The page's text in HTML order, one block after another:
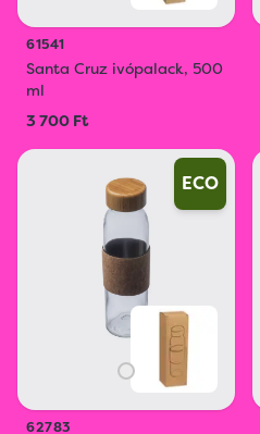
61541
Santa Cruz ivópalack, 500
ml
3 700 Ft
ECO
62783